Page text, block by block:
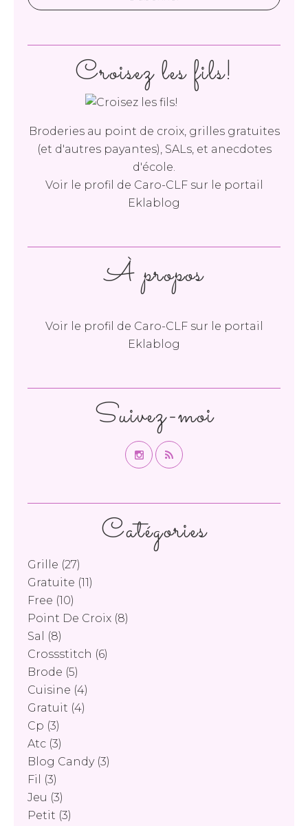
Catégories
Grille (27)
Gratuite (11)
Free (10)
Point De Croix (8)
Sal
(8)
Crossstitch (6)
Brode (5)
Cuisine (4)
Gratuit (4)
Cp (3)
Atc (3)
Blog Candy(3)
Fil
(3)
Jeu (3)
Petit (3)
Croisez les fils!
Broderies au point de croix, grilles gratuites
(et d'autres payantes), SALs, et anecdotes
d'école.
Voir le profil de Caro-CLFsur le portail
Eklablog
Suivez-moi
À propos
Voir le profil de Caro-CLFsur le portail
Eklablog